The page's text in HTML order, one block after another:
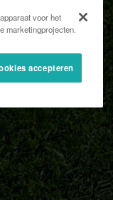
voor het
marketingprojecten.
accepteren